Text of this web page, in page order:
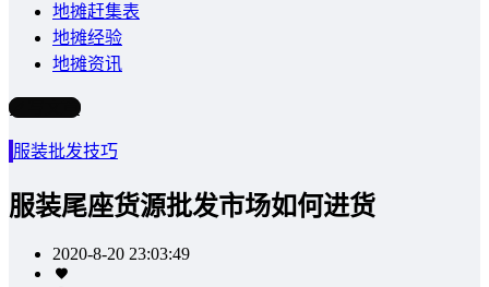
地摊赶集表
地摊经验
地摊资讯
写文章
服装批发技巧
服装尾座货源批发市场如何进货
2020-8-20 23:03:49